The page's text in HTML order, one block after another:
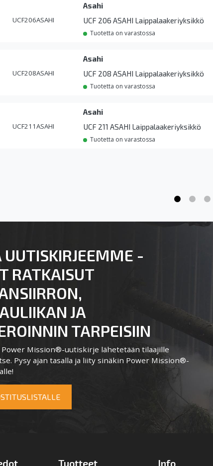
UCF206ASAHI
Asahi
UCF 206 ASAHI Laippalaakeriyksikkö
Tuotetta on varastossa
UCF208ASAHI
Asahi
UCF 208 ASAHI Laippalaakeriyksikkö
Tuotetta on varastossa
UCF211ASAHI
Asahi
UCF 211 ASAHI Laippalaakeriyksikkö
Tuotetta on varastossa
-
RATKAISUT
JA
TARPEISIIN
Mission®-uutiskirje lähetetään tilaajille
Pysy ajan tasalla ja liity sinäkin Power Mission®-
Tuotteet Info